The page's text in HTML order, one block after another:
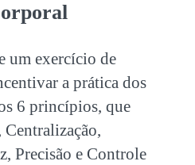
um exercício de
a prática dos
6 princípios, que
Centralização,
Precisão e Controle